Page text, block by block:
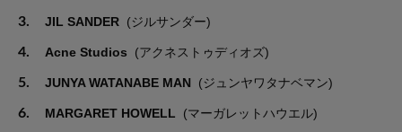
3. JIL SANDER (ジルサンダー)
4. Acne Studios (アクネストゥディオズ)
5. JUNYA WATANABE MAN (ジュンヤワタナベマン)
6. MARGARET HOWELL (マーガレットハウエル)